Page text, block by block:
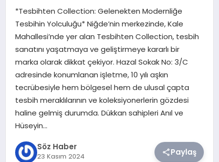
SAĞLIK
DÜNYA
TEKNOLOJI
SIYASET
YAŞAM
*Tesbihten Collection: Gelenekten Modernliğe
Tesbihin Yolculuğu* Niğde’nin merkezinde, Kale
Mahallesi’nde yer alan Tesbihten Collection, tesbih
sanatını yaşatmaya ve geliştirmeye kararlı bir
marka olarak dikkat çekiyor. Hazal Sokak No: 3/C
adresinde konumlanan işletme, 10 yılı aşkın
tecrübesiyle hem bölgesel hem de ulusal çapta
tesbih meraklılarının ve koleksiyonerlerin gözdesi
haline gelmiş durumda. Dükkan sahipleri Anıl ve
Hüseyin…
Söz Haber
23 Kasım 2024 Paylaş